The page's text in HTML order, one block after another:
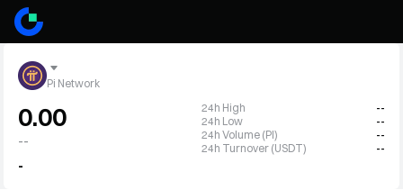
Pi Network
0.00
--
-
24h High
--
24h Low
--
24h Volume (PI)
--
24h Turnover (USDT)
--